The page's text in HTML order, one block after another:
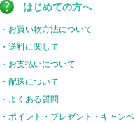
はじめての方へ
・お買い物方法について
・送料に関して
・お支払いについて
・配送について
・よくある質問
・ポイント・プレゼント・キャンペ